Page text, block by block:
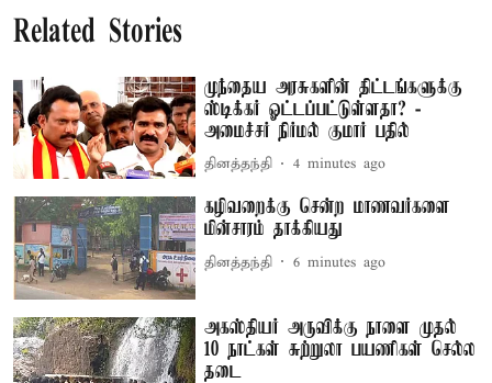
Related Stories
முந்தைய அரசுகளின் திட்டங்களுக்கு
ஸ்டிக்கர் ஓட்டப்பட்டுள்ளதா? -
அமைச்சர் நிர்மல் குமார் பதில்
தினத்தந்தி 4 minutes ago
கழிவறைக்கு சென்ற மாணவர்களை
மின்சாரம் தாக்கியது
தினத்தந்தி 6 minutes ago
அகஸ்தியர் அருவிக்கு நாளை முதல்
10 நாட்கள் சுற்றுலா பயணிகள் செல்ல
தடை